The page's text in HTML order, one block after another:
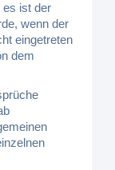
es ist der
wenn der
eingetreten
dem